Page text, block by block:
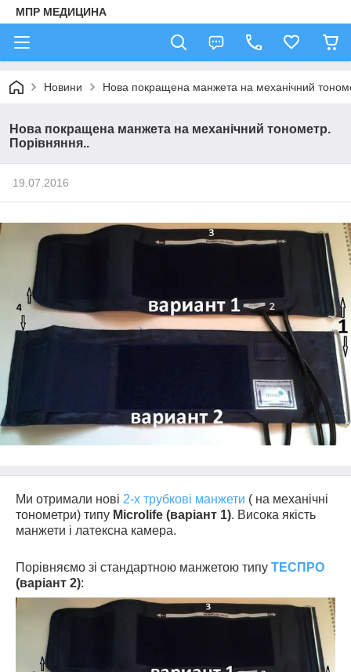
МПР МЕДИЦИНА
Новини Нова покращена манжета на механічний
Нова покращена манжета на механічний тонометр.
Порівняння..
19.07.2016
Ми отримали нові 2-х трубкові манжети ( на механічні
тонометри) типу Microlife (варіант 1). Висока якість
манжети і латексна камера.
Порівняємо зі стандартною манжетою типу ТЕСПРО
(варіант 2):